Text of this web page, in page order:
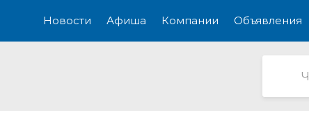
Новости Афиша Компании Объявления